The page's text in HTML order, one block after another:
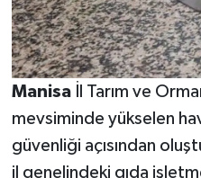
Manisaİl Tarım ve
mevsiminde yükselen
güvenliği açısından
il genelindeki gıda